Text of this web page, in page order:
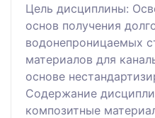
Цель дисциплины:
основ получения
водонепроницаемых
материалов для
основе
Содержание
композитные